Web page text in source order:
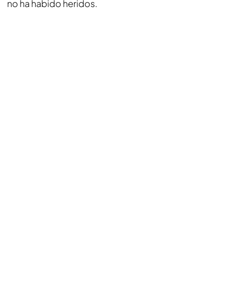
no ha habido heridos.